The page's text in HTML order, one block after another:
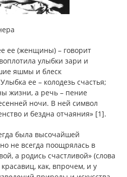
ее (женщины) – говорит
улыбки зари и
яшмы и блеск
ее – колодезь счастья;
жизни, а речь – пение
ночи. В ней символ
и бездна отчаяния» [1].
была высочайшей
не всегда поощрялась в
а родись счастливой» (слова
как, впрочем, и у